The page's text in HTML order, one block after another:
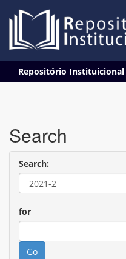
navigation
Repositório Instituicional
Search
Search:
for